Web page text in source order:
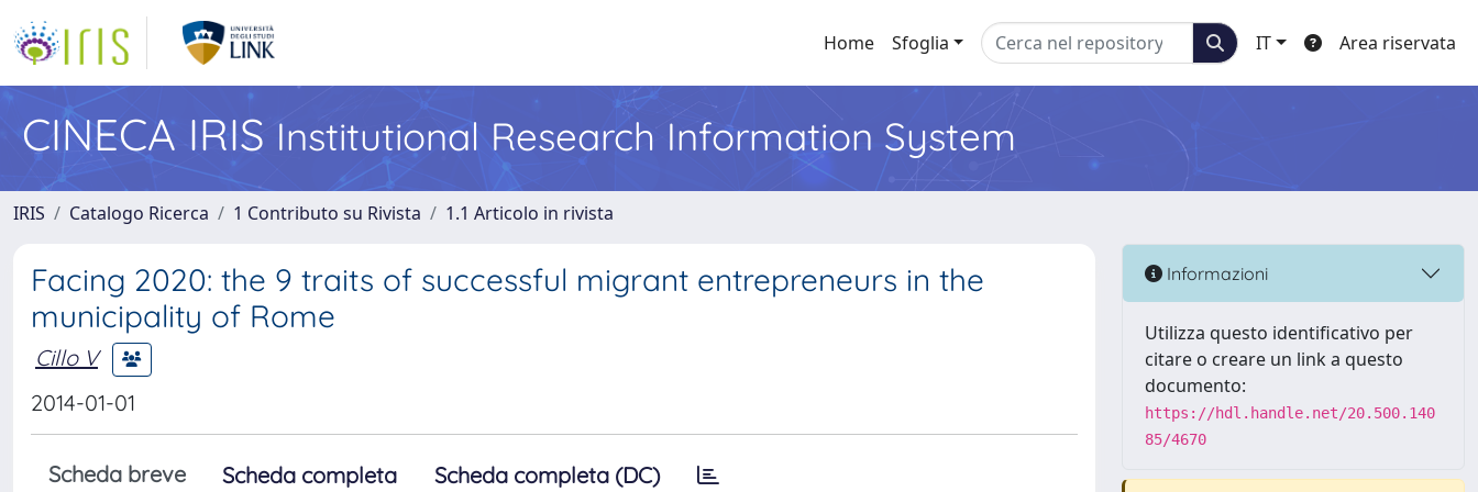
Home Sfoglia IT Area riservata
CINECA IRIS Institutional Research Information System
IRIS Catalogo Ricerca 1 Contributo su Rivista 1.1 Articolo in rivista
Facing 2020: the 9 traits of successful migrant entrepreneurs in the
municipality of Rome
Cillo V
2014-01-01
Scheda breve Scheda completa Scheda completa (DC)
Informazioni
Utilizza questo identificativo per
citare o creare un link a questo
documento:
https://hdl.handle.net/20.500.140
85/4670